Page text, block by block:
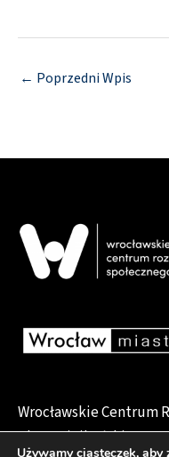
← Poprzedni Wpis
Wrocławskie Centrum
pl. Dominikański 6, 50-
Używamy ciasteczek,